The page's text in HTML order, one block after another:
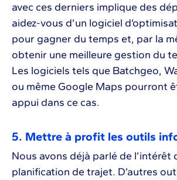
avec ces derniers implique des
aidez-vous d’un logiciel
pour gagner du temps et, par la
obtenir une meilleure gestion du
Les logiciels tels que Batchgeo,
ou même Google Maps pourront
appui dans ce cas.
5. Mettre à profit les outils
Nous avons déjà parlé de l’intérêt
planification de trajet. D’autres